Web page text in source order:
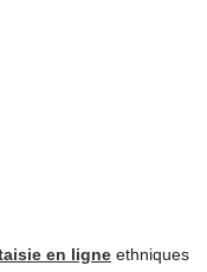
en ligne ethniques